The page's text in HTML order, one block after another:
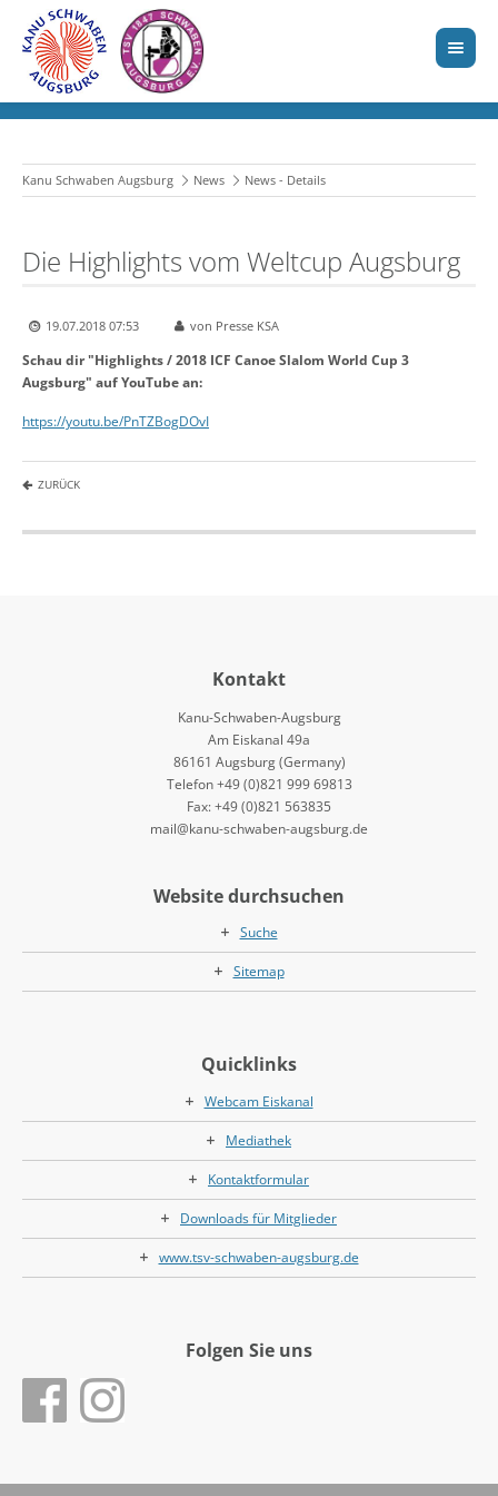
Kanu Schwaben Augsburg News News - Details
Die Highlights vom Weltcup Augsburg
19.07.2018 07:53 von Presse KSA
Schau dir "Highlights / 2018 ICF Canoe Slalom World Cup 3
Augsburg" auf YouTube an:
https://youtu.be/PnTZBogDOvI
ZURÜCK
Kontakt
Kanu-Schwaben-Augsburg
Am Eiskanal 49a
86161 Augsburg (Germany)
Telefon +49 (0)821 999 69813
Fax: +49 (0)821 563835
mail@kanu-schwaben-augsburg.de
Website durchsuchen
Suche
Sitemap
Quicklinks
Webcam Eiskanal
Mediathek
Kontaktformular
Downloads für Mitglieder
www.tsv-schwaben-augsburg.de
Folgen Sie uns